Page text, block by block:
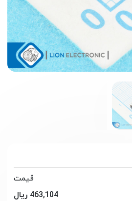
قیمت
463,104 ریال